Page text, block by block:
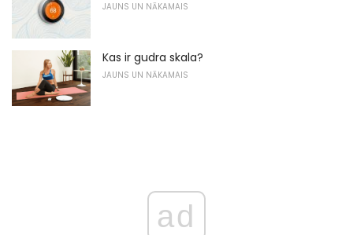
JAUNS UN NĀKAMAIS
Kas ir gudra skala?
JAUNS UN NĀKAMAIS
ad